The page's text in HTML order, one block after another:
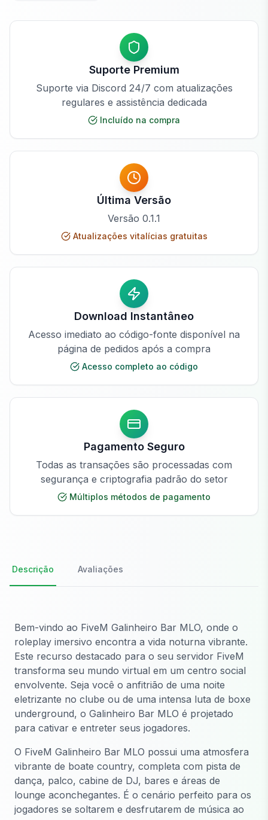
Suporte Premium
Suporte via Discord 24/7 com atualizações
regulares e assistência dedicada
Incluído na compra
Última Versão
Versão 0.1.1
Atualizações vitalícias gratuitas
Download Instantâneo
Acesso imediato ao código-fonte disponível na
página de pedidos após a compra
Acesso completo ao código
Pagamento Seguro
Todas as transações são processadas com
segurança e criptografia padrão do setor
Múltiplos métodos de pagamento
Descrição Avaliações
Bem-vindo ao FiveM Galinheiro Bar MLO, onde o
roleplay imersivo encontra a vida noturna vibrante.
Este recurso destacado para o seu servidor FiveM
transforma seu mundo virtual em um centro social
envolvente. Seja você o anfitrião de uma noite
eletrizante no clube ou de uma intensa luta de boxe
underground, o Galinheiro Bar MLO é projetado
para cativar e entreter seus jogadores.
O FiveM Galinheiro Bar MLO possui uma atmosfera
vibrante de boate country, completa com pista de
dança, palco, cabine de DJ, bares e áreas de
lounge aconchegantes. É o cenário perfeito para os
jogadores se soltarem e desfrutarem de música ao